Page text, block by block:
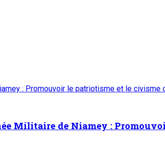
: Promouvoir le patriotisme et le
Militaire de Niamey :